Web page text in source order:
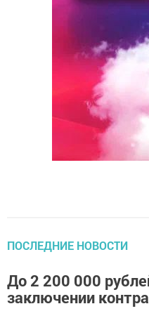
ПОСЛЕДНИЕ НОВОСТИ
До 2 200 000
заключении